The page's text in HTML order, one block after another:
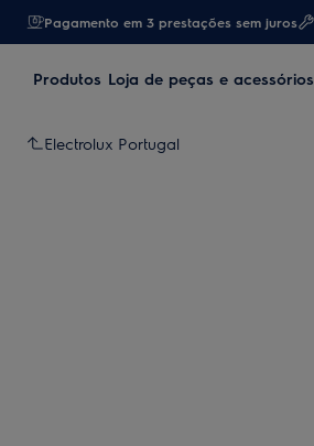
Pagamento em 3 prestações sem juros
Produtos Loja de peças e acessórios
Electrolux Portugal